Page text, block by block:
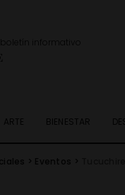
informativo
ARTE BIENESTAR
> Eventos >